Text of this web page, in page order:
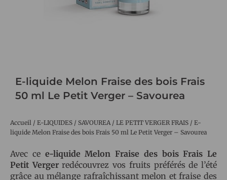
E-liquide Melon Fraise des bois Frais
50 ml Le Petit Verger – Savourea
Accueil / E-LIQUIDES / SAVOUREA/ LE PETIT VERGER FRAIS / E-
liquide Melon Fraise des bois Frais 50 ml Le Petit Verger – Savourea
Avec ce e-liquide Melon Fraise des bois Frais Le
Petit Vergerredécouvrez vos fruits préférés de l’été
grâce au mélange rafraîchissant melon et fraise des